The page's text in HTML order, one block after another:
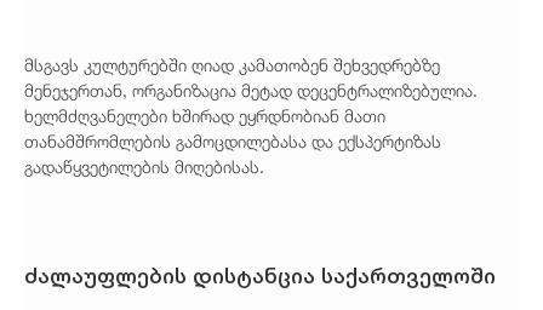
მსგავს კულტურებში ღიად კამათობენ შეხვედრებზე
მენეჯერთან, ორგანიზაცია მეტად დეცენტრალიზებულია.
ხელმძღვანელები ხშირად ეყრდნობიან მათი
თანამშრომლების გამოცდილებასა და ექსპერტიზას
გადაწყვეტილების მიღებისას.
ძალაუფლების დისტანცია საქართველოში